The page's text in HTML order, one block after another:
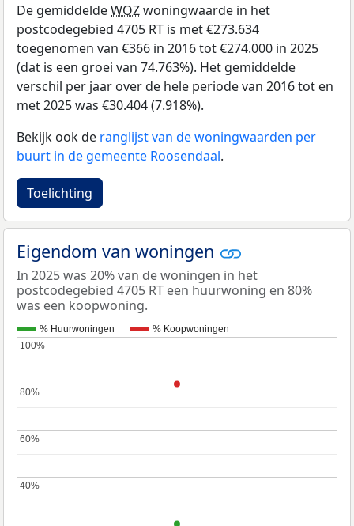
De gemiddeldeWOZwoningwaarde in het
postcodegebied 4705 RT is met €273.634
toegenomen van €366 in 2016 tot €274.000 in 2025
(dat is een groei van 74.763%). Het gemiddelde
verschil per jaar over de hele periode van 2016 tot en
met 2025 was €30.404 (7.918%).
Bekijk ook de ranglijst van de woningwaarden per
buurt in de gemeente Roosendaal.
Toelichting
Eigendom van woningen
In 2025 was 20% van de woningen in het
postcodegebied 4705 RT een huurwoning en 80%
was een koopwoning.
% Huurwoningen % Koopwoningen
40%
40%
60%
60%
80%
80%
100%
100%